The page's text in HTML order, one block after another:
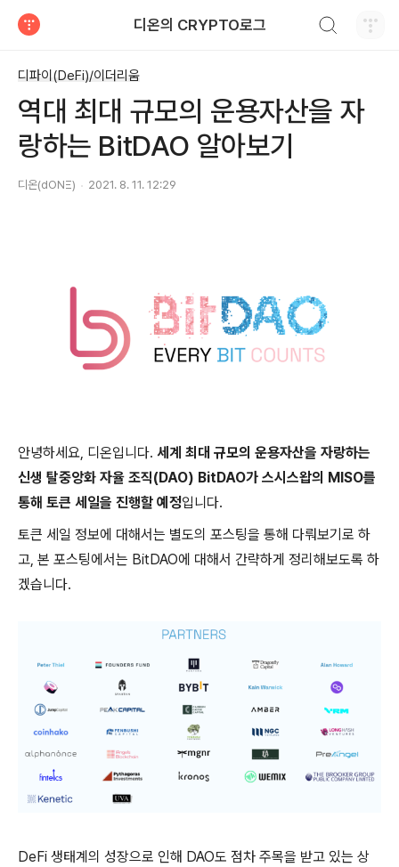
디온의 CRYPTO로그
디파이(DeFi)/이더리움
역대 최대 규모의 운용자산을 자
랑하는 BitDAO 알아보기
디온(dONΞ) 2021. 8. 11. 12:29
안녕하세요, 디온입니다. 세계 최대 규모의 운용자산을 자랑하는
신생 탈중앙화 자율 조직(DAO) BitDAO가 스시스왑의 MISO를
통해 토큰 세일을 진행할 예정입니다.
토큰 세일 정보에 대해서는 별도의 포스팅을 통해 다뤄보기로 하
고, 본 포스팅에서는 BitDAO에 대해서 간략하게 정리해보도록 하
겠습니다.
DeFi 생태계의 성장으로 인해 DAO도 점차 주목을 받고 있는 상